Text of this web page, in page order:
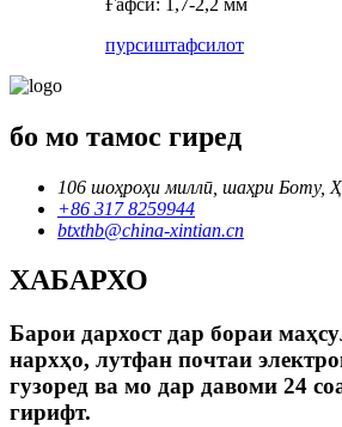
пурсиштафсилот
бо мо тамос гиред
106 шоҳроҳи миллӣ, шаҳри Боту,
+86 317 8259944
btxthb@china-xintian.cn
ХАБАРХО
Барои дархост дар бораи
нархҳо, лутфан почтаи
гузоред ва мо дар давоми 24
гирифт.